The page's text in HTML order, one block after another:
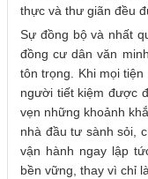
thực và thư giãn đều
Sự đồng bộ và nhất
đồng cư dân văn
tôn trọng. Khi mọi
người tiết kiệm được
vẹn những khoảnh
nhà đầu tư sành sỏi,
vận hành ngay lập
bền vững, thay vì chỉ